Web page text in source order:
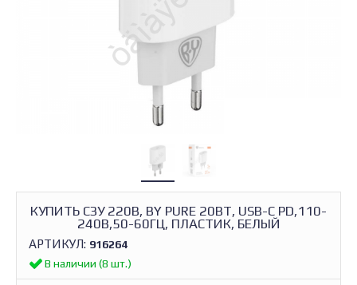
КУПИТЬ СЗУ 220В, BY PURE 20ВТ, USB-C PD,110-
240В,50-60ГЦ, ПЛАСТИК, БЕЛЫЙ
АРТИКУЛ: 916264
В наличии (8 шт.)